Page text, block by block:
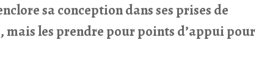
sa conception dans ses prises de
les prendre pour points d’appui pour